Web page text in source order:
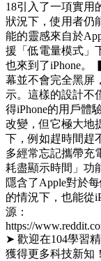
18引入了一項實用
狀況下，使用者仍
能的靈感來自於
援「低電量模式」
也來到了iPhone。
幕並不會完全黑屏
示。這樣的設計不
得iPhone的用戶體
改變，但它極大地
下，例如趕時間趕
多經常忘記攜帶充
耗盡顯示時間」功
隱含了Apple對於
的情況下，也能從
源：
https://
➤ 歡迎在104學習
獲得更多科技新知！